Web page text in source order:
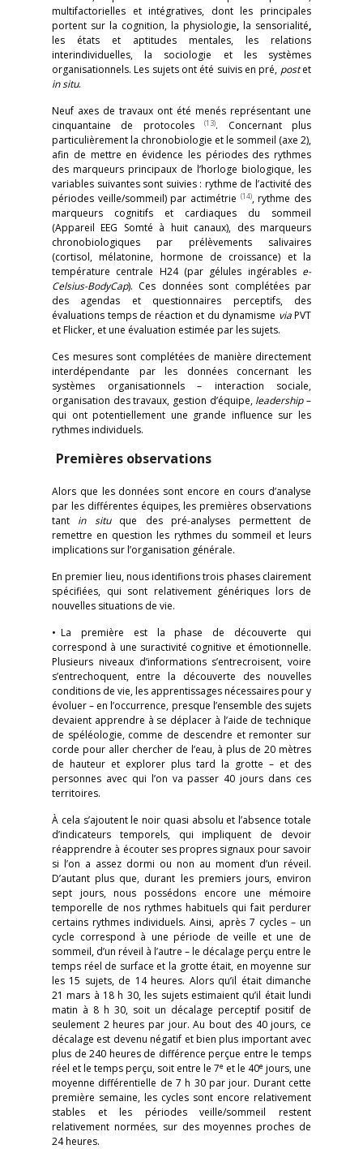
multifactorielles et intégratives, dont les principales
portent sur la cognition, la physiologie, la sensorialité,
les états et aptitudes mentales, les relations
interindividuelles, la sociologie et les systèmes
organisationnels. Les sujets ont été suivis en pré, postet
insitu.
Neuf axes de travaux ont été menés représentant une
cinquantaine de protocoles(13). Concernant plus
particulièrement la chronobiologie et le sommeil (axe 2),
afin de mettre en évidence les périodes des rythmes
des marqueurs principaux de l’horloge biologique, les
variables suivantes sont suivies : rythme de l’activité des
périodes veille/sommeil) par actimétrie (14), rythme des
marqueurs cognitifs et cardiaques du sommeil
(Appareil EEG Somté à huit canaux), des marqueurs
chronobiologiques par prélèvements salivaires
(cortisol, mélatonine, hormone de croissance) et la
température centrale H24 (par gélules ingérables e-
Celsius-BodyCap). Ces données sont complétées par
des agendas et questionnaires perceptifs, des
évaluations temps de réaction et du dynamisme viaPVT
et Flicker, et une évaluation estimée par les sujets.
Ces mesures sont complétées de manière directement
interdépendante par les données concernant les
systèmes organisationnels – interaction sociale,
organisation des travaux, gestion d’équipe, leadership–
qui ont potentiellement une grande influence sur les
rythmes individuels.
Premières observations
Alors que les données sont encore en cours d’analyse
par les différentes équipes, les premières observations
tant in situque des pré-analyses permettent de
remettre en question les rythmes du sommeil et leurs
implications sur l’organisation générale.
En premier lieu, nous identifions trois phases clairement
spécifiées, qui sont relativement génériques lors de
nouvelles situations de vie.
• La première est la phase de découverte qui
correspond à une suractivité cognitive et émotionnelle.
Plusieurs niveaux d’informations s’entrecroisent, voire
s’entrechoquent, entre la découverte des nouvelles
conditions de vie, les apprentissages nécessaires pour y
évoluer – en l’occurrence, presque l’ensemble des sujets
devaient apprendre à se déplacer à l’aide de technique
de spéléologie, comme de descendre et remonter sur
corde pour aller chercher de l’eau, à plus de 20 mètres
de hauteur et explorer plus tard la grotte – et des
personnes avec qui l’on va passer 40 jours dans ces
territoires.
À cela s’ajoutent le noir quasi absolu et l’absence totale
d’indicateurs temporels, qui impliquent de devoir
réapprendre à écouter ses propres signaux pour savoir
si l’on a assez dormi ou non au moment d’un réveil.
D’autant plus que, durant les premiers jours, environ
sept jours, nous possédons encore une mémoire
temporelle de nos rythmes habituels qui fait perdurer
certains rythmes individuels. Ainsi, après 7 cycles – un
cycle correspond à une période de veille et une de
sommeil, d’un réveil à l’autre – le décalage perçu entre le
temps réel de surface et la grotte était, en moyenne sur
les 15 sujets, de 14 heures. Alors qu’il était dimanche
21 mars à 18 h 30, les sujets estimaient qu’il était lundi
matin à 8 h 30, soit un décalage perceptif positif de
seulement 2 heures par jour. Au bout des 40 jours, ce
décalage est devenu négatif et bien plus important avec
plus de 240 heures de différence perçue entre le temps
réel et le temps perçu, soit entre le 7e et le 40e jours, une
moyenne différentielle de 7 h 30 par jour. Durant cette
première semaine, les cycles sont encore relativement
stables et les périodes veille/sommeil restent
relativement normées, sur des moyennes proches de
24 heures.